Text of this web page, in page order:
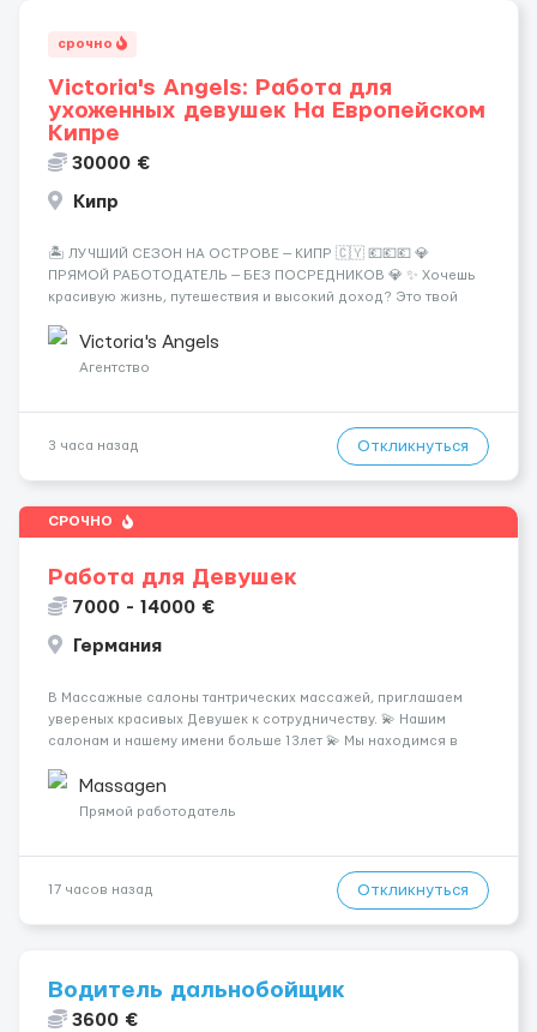
срочно
Victoria's Angels: Работа для
ухоженных девушек На Европейском
Кипре
30000 €
Кипр
🏝️ ЛУЧШИЙ СЕЗОН НА ОСТРОВЕ — КИПР 🇨🇾 💶💶💶 💎
ПРЯМОЙ РАБОТОДАТЕЛЬ — БЕЗ ПОСРЕДНИКОВ 💎 ✨ Хочешь
красивую жизнь, путешествия и высокий доход? Это твой
Опытная команда с годами практики — Стабильный поток
клиентов (без ...
Victoria's Angels
Агентство
3 часа назад Откликнуться
СРОЧНО
Работа для Девушек
7000 - 14000 €
Германия
В Массажные салоны тантрических массажей, приглашаем
увереных красивых Девушек к сотрудничеству. 💫 Нашим
салонам и нашему имени больше 13лет 💫 Мы находимся в
заработная плата 💚Мы гарантируем Наличие работы. Поток 💝
incall / Out...
Massagen
Прямой работодатель
17 часов назад Откликнуться
Водитель дальнобойщик
3600 €